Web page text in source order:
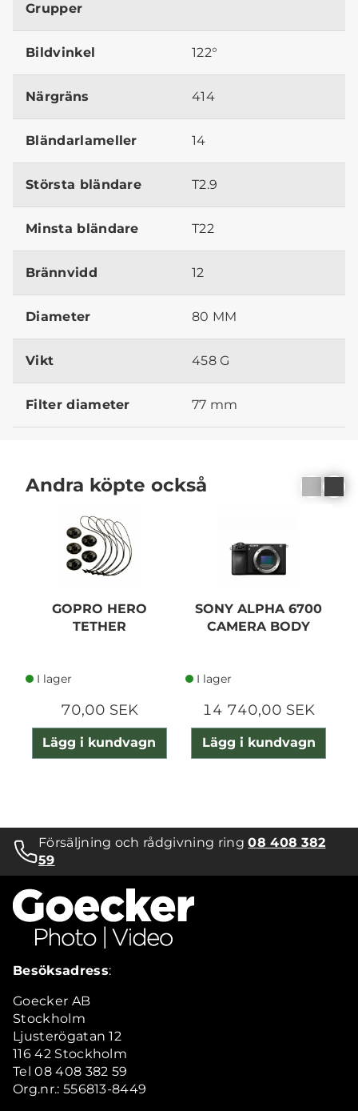
Grupper
Bildvinkel 122°
Närgräns 414
Bländarlameller 14
Största bländare T2.9
Minsta bländare T22
Brännvidd 12
Diameter 80 MM
Vikt 458 G
Filter diameter 77 mm
Andra köpte också
GOPRO HERO
TETHER
I lager
70,00 SEK
Lägg i kundvagn
SONY ALPHA 6700
CAMERA BODY
I lager
14 740,00 SEK
Lägg i kundvagn
Försäljning och rådgivning ring08 408 382
59
Besöksadress:
Goecker AB
Stockholm
Ljusterögatan 12
116 42 Stockholm
Tel 08 408 382 59
Org.nr.: 556813-8449